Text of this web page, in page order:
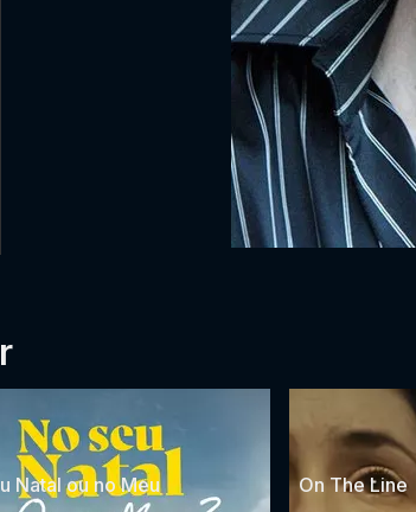
Natal ou no Meu On The Line